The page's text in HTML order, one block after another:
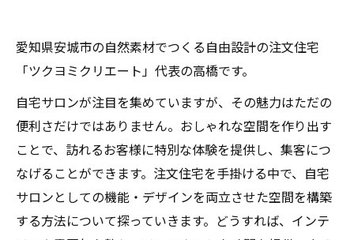
愛知県安城市の自然素材でつくる自由設計の注文住宅
「ツクヨミクリエート」代表の高橋です。
自宅サロンが注目を集めていますが、その魅力はただの
便利さだけではありません。おしゃれな空間を作り出す
ことで、訪れるお客様に特別な体験を提供し、集客につ
なげることができます。注文住宅を手掛ける中で、自宅
サロンとしての機能・デザインを両立させた空間を構築
する方法について探っていきます。どうすれば、インテ